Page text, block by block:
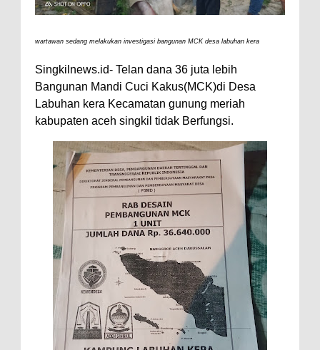
wartawan sedang melakukan investigasi bangunan MCK desa labuhan kera
Singkilnews.id- Telan dana 36 juta lebih
Bangunan Mandi Cuci Kakus(MCK)di Desa
Labuhan kera Kecamatan gunung meriah
kabupaten aceh singkil tidak Berfungsi.